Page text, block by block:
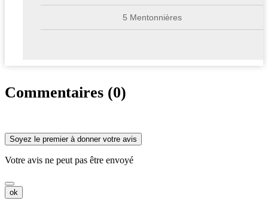
5 Mentonnières
Commentaires (0)
Soyez le premier à donner votre avis
Votre avis ne peut pas être envoyé
ok